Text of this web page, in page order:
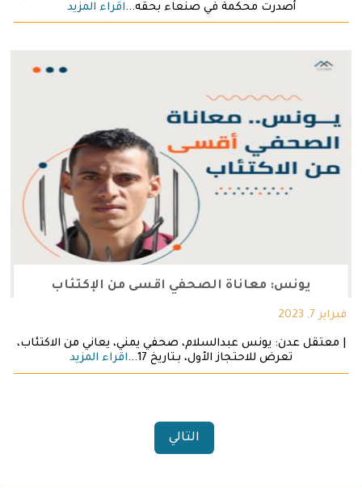
أصدرت محكمة في صنعاء بحقه...اقراء المزيد
يونس: معاناة الصحفي اقسى من الإكتئاب
فبراير 7, 2023
| معتقل عدن: يونس عبدالسلام، صحفي يمني، يعاني من الاكتئاب،
تعرض للاحتجاز الأول، بـتاريخ 17...
اقراء المزيد
التالي